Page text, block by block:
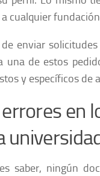
cualquier
enviar
una de estos
y específicos de
en
saber, ningún